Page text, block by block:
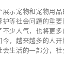
示宠物和宠物用
等社会问题的重
少人气，也将更
今，越来越多的人
生活的一部分，